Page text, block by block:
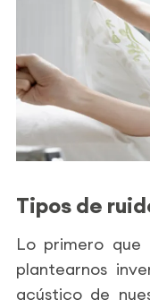
Tipos de
Lo primero
plantearnos
acústico de